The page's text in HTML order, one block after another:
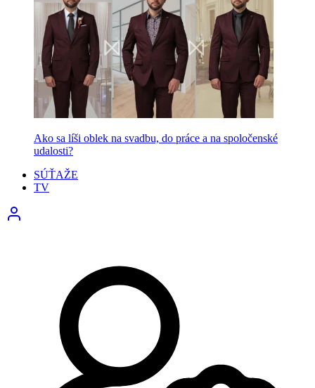
Ako sa líši oblek na svadbu, do práce a na spoločenské
udalosti?
SÚŤAŽE
TV